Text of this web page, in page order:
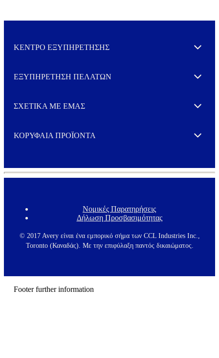
ΚΕΝΤΡΟ ΕΞΥΠΗΡΕΤΗΣΗΣ Expand
ΕΞΥΠΗΡΕΤΗΣΗ ΠΕΛΑΤΩΝ Expand
ΣΧΕΤΙΚΑ ΜΕ ΕΜΑΣ Expand
ΚΟΡΥΦΑΙΑ ΠΡΟΪΟΝΤΑ Expand
F
o
t
e
Νομικές Παρατηρήσεις
Δήλωση Προσβασιμότητας
© 2017 Avery είναι ένα εμπορικό σήμα των CCL Industries Inc.,
Toronto (Καναδάς). Με την επιφύλαξη παντός δικαιώματος.
Footer further information